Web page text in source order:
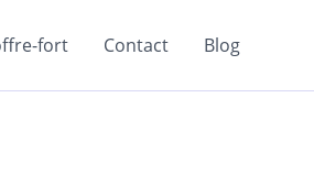
fort Contact Blog